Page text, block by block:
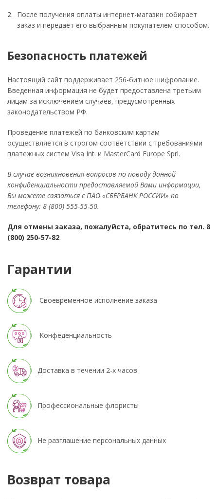
После получения оплаты интернет-магазин собирает
заказ и передаёт его выбранным покупателем способом.
Безопасность платежей
Настоящий сайт поддерживает 256-битное шифрование.
Введенная информация не будет предоставлена третьим
лицам за исключением случаев, предусмотренных
законодательством РФ.
Проведение платежей по банковским картам
осуществляется в строгом соответствии с требованиями
платежных систем Visa Int. и MasterCard Europe Sprl.
В случае возникновения вопросов по поводу данной
конфиденциальности предоставляемой Вами информации,
Вы можете связаться с ПАО «СБЕРБАНК РОССИИ» по
телефону: 8 (800) 555-55-50.
Для отмены заказа, пожалуйста, обратитесь по тел. 8
(800) 250-57-82.
Гарантии
Своевременное исполнение заказа
Конфеденциальность
Доставка в течении 2-х часов
Профессиональные флористы
Не разглашение персональных данных
Возврат товара